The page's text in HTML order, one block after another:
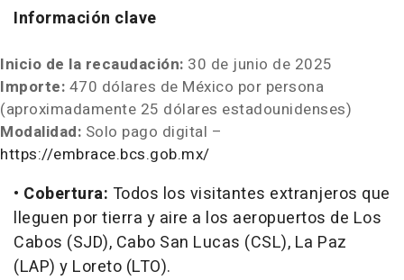
Información clave
Inicio de la recaudación: 30 de junio de 2025
Importe: 470 dólares de México por persona
(aproximadamente 25 dólares estadounidenses)
Modalidad: Solo pago digital –
https://embrace.bcs.gob.mx/
• Cobertura: Todos los visitantes extranjeros que
lleguen por tierra y aire a los aeropuertos de Los
Cabos (SJD), Cabo San Lucas (CSL), La Paz
(LAP) y Loreto (LTO).